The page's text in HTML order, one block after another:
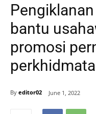
bantu
promosi
By editor02 June 1, 2022